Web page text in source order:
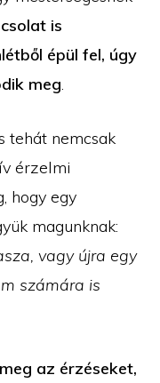
is
épül fel, úgy
meg.
tehát nemcsak
érzelmi
hogy egy
magunknak:
vagy újra egy
számára is
az érzéseket,